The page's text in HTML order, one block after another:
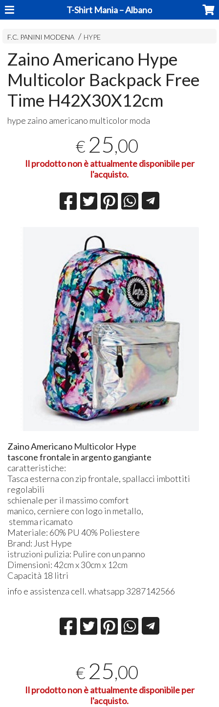
T-Shirt Mania – Albano
F.C. PANINI MODENA HYPE
Zaino Americano Hype
Multicolor Backpack Free
Time H42X30X12cm
hype zaino americano multicolor moda
€ 25,00
Il prodotto non è attualmente disponibile per
l'acquisto.
Zaino Americano Multicolor Hype
tascone frontale in argento gangiante
caratteristiche:
Tasca esterna con zip frontale, spallacci imbottiti
regolabili
schienale per il massimo comfort
manico, cerniere con logo in metallo,
stemma ricamato
Materiale: 60% PU 40% Poliestere
Brand: Just Hype
istruzioni pulizia: Pulire con un panno
Dimensioni: 42cm x 30cm x 12cm
Capacità 18 litri
info e assistenza cell. whatsapp 3287142566
€ 25,00
Il prodotto non è attualmente disponibile per
l'acquisto.